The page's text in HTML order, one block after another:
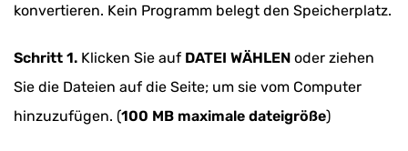
konvertieren. Kein Programm belegt den Speicherplatz.
Schritt 1. Klicken Sie auf DATEI WÄHLEN oder ziehen
Sie die Dateien auf die Seite; um sie vom Computer
hinzuzufügen. (100 MB maximale dateigröße)